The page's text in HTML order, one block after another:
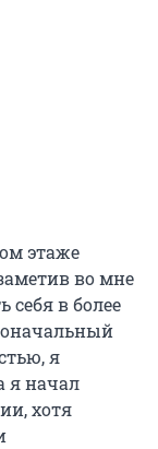
этаже
во мне
себя в более
я
я начал
хотя